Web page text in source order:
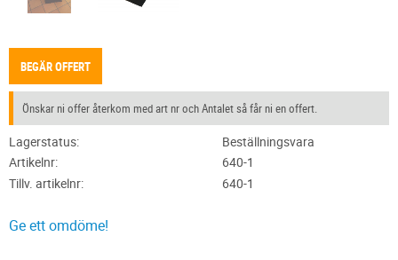
BEGÄR OFFERT
Önskar ni offer återkom med art nr och Antalet så får ni en offert.
Lagerstatus
Beställningsvara
Artikelnr
640-1
Tillv. artikelnr
640-1
Ge ett omdöme!